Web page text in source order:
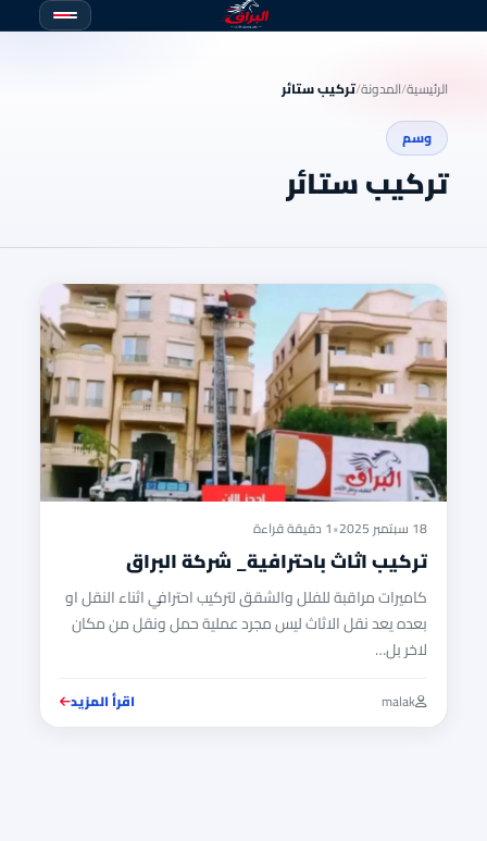
الرئيسية/المدونة/تركيب ستائر
وسم
تركيب ستائر
18 سبتمبر 2025 •1 دقيقة قراءة
تركيب اثاث باحترافية_ شركة البراق
كاميرات مراقبة للفلل والشقق لتركيب احترافي اثناء النقل او
بعده يعد نقل الاثاث ليس مجرد عملية حمل ونقل من مكان
لاخر بل…
malak اقرأ المزيد